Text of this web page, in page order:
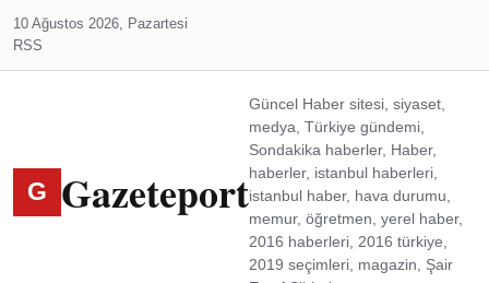
10 Ağustos 2026, Pazartesi
RSS
G Gazeteport
Güncel Haber sitesi, siyaset,
medya, Türkiye gündemi,
Sondakika haberler, Haber,
haberler, istanbul haberleri,
istanbul haber, hava durumu,
memur, öğretmen, yerel haber,
2016 haberleri, 2016 türkiye,
2019 seçimleri, magazin, Şair